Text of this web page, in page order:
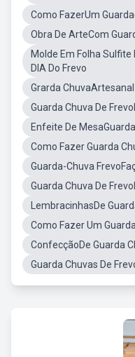
Como FazerUm
Obra De ArteCom
Molde Em Folha
DIA Do Frevo
Grarda ChuvaArtesanal
Guarda Chuva De
Enfeite De
Como Fazer Guarda
Guarda-Chuva
Guarda Chuva De
LembracinhasDe
Como Fazer Um
ConfecçãoDe Guarda
Guarda Chuvas De